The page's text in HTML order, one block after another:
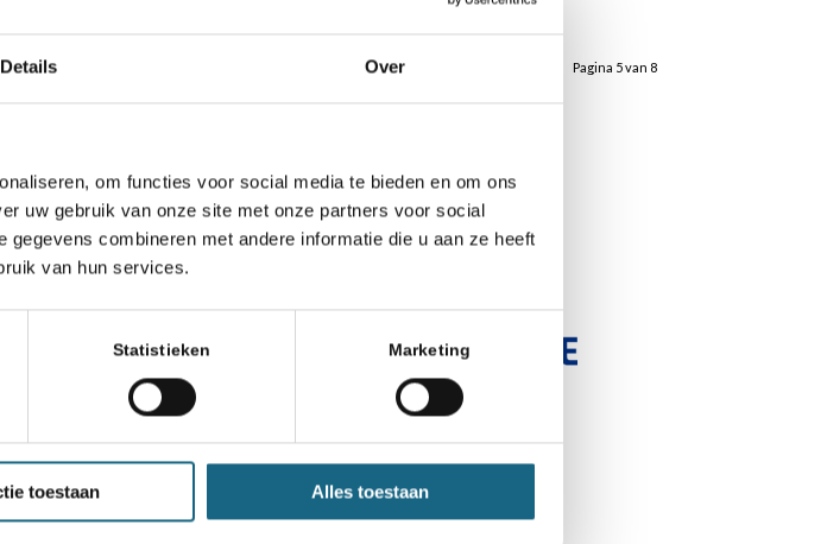
Details Over
om functies voor social media te bieden en om ons
uw gebruik van onze site met onze partners voor social
combineren met andere informatie die u aan ze heeft
van hun services.
Statistieken Marketing
toestaan Alles toestaan
Pagina 5 van 8
mogelijk gemaakt door: